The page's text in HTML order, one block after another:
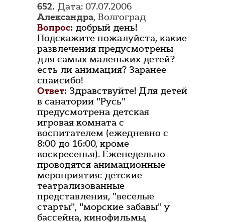
652. Дата: 07.07.2006
Александра, Волгоград
Вопрос: добрый день!
Подскажите пожалуйста, какие
развлечения предусмотрены
для самых маленьких детей?
есть ли анимация? Заранее
спаисибо!
Ответ: Здравствуйте! Для детей
в санатории "Русь"
предусмотрена детская
игровая комната с
воспитателем (ежедневно с
8:00 до 16:00, кроме
воскресенья). Еженедельно
проводятся анимационные
мероприятия: детские
театрализованные
представления, "веселые
старты", "морские забавы" у
бассейна, кинофильмы,